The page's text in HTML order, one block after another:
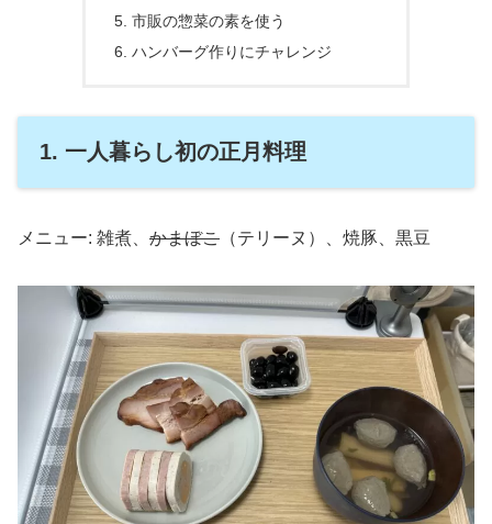
5. 市販の惣菜の素を使う
6. ハンバーグ作りにチャレンジ
1. 一人暮らし初の正月料理
メニュー: 雑煮、 かまぼこ （テリーヌ）、焼豚、黒豆